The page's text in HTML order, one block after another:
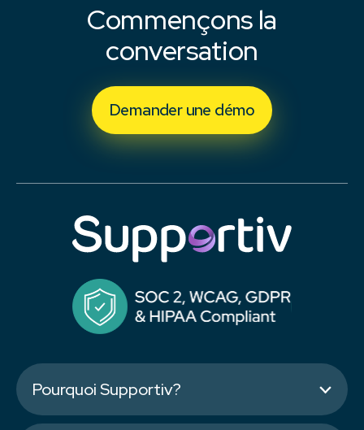
Commençons la
conversation
Demander une démo
Pourquoi Supportiv?